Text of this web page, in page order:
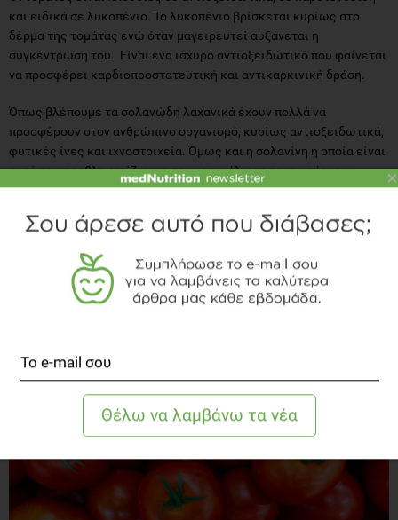
και ειδικά σε λυκοπένιο. Το λυκοπένιο βρίσκεται κυρίως στο
δέρμα της τομάτας ενώ όταν μαγειρευτεί αυξάνεται η
συγκέντρωση του. Είναι ένα ισχυρό αντιοξειδώτικό που φαίνεται
να προσφέρει καρδιοπροστατευτική και αντικαρκινική δράση.
Όπως βλέπουμε τα σολανώδη λαχανικά έχουν πολλά να
προσφέρουν στον ανθρώπινο οργανισμό, κυρίως αντιοξειδωτικά,
φυτικές ίνες και ιχνοστοιχεία. Όμως και η σολανίνη η οποία είναι
αυτή που προβληματίζει για την κατανάλωση τους υπάρχουν
ενδείξεις ότι μπορεί να εμποδίζει την εμφάνιση καρκίνου ή την
σημαντικό τα λαχανικά αυτά να τα συντηρούμε σε σωστές
της πατάτας φροντίζουμε να μην έχει πράσινα σημεία, ενώ το
καλό πλύσιμο και το μαγείρεμα μειώνει τα ποσοστά σολανίνης.
Άνθρωποι που ενδεχομένως παρατηρούν εντερικές ενοχλήσεις
ενοχλήσεις τους.
×